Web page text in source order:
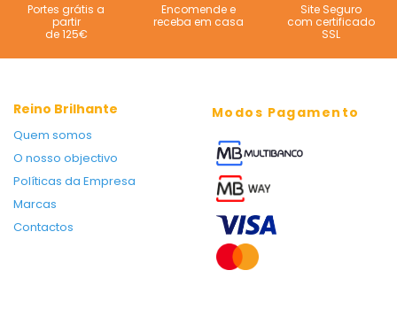
Portes grátis a
partir
de 125€
Encomende e
receba em casa
Site Seguro
com certificado
SSL
Reino Brilhante
Quem somos
O nosso objectivo
Políticas da Empresa
Marcas
Contactos
Modos Pagamento